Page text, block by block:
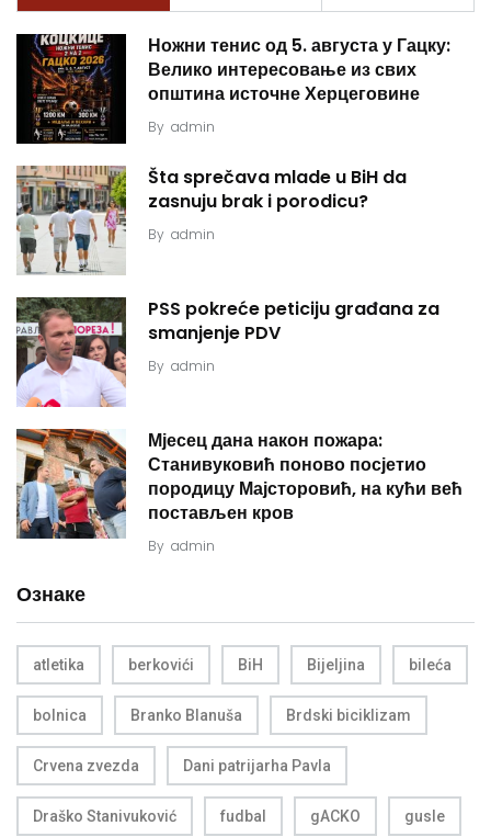
Ножни тенис од 5. августа у Гацку:
Велико интересовање из свих
општина источне Херцеговине
By admin
Šta sprečava mlade u BiH da
zasnuju brak i porodicu?
By admin
PSS pokreće peticiju građana za
smanjenje PDV
By admin
Мјесец дана након пожара:
Станивуковић поново посјетио
породицу Мајсторовић, на кући већ
постављен кров
By admin
Ознаке
atletika berkovići BiH Bijeljina bileća
bolnica Branko Blanuša Brdski biciklizam
Crvena zvezda Dani patrijarha Pavla
Draško Stanivuković fudbal gACKO gusle